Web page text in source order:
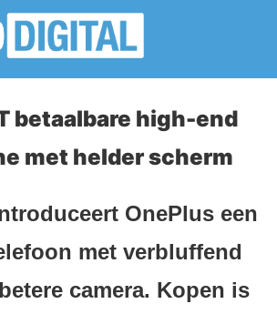
betaalbare high-end
met helder scherm
OnePlus een
met verbluffend
camera. Kopen is